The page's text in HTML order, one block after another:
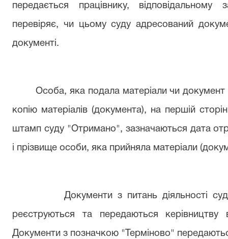
передається працівнику, відповідальному
перевіряє, чи цьому суду адресований
документі.
Особа, яка подала матеріали чи документ
копію матеріалів (документа), на першій
штамп суду "Отримано", зазначаються дата
і прізвище особи, яка прийняла матеріали
Документи з питань діяльності суду,
реєструються та передаються
Документи з позначкою "Терміново"